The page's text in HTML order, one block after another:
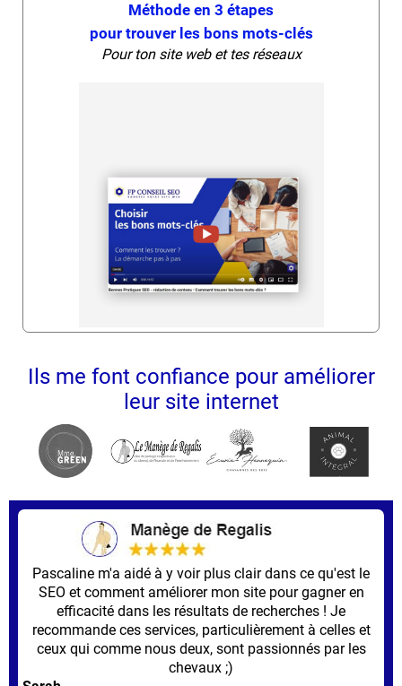
Méthode en 3 étapes
pour trouver les bons mots-clés
Pour ton site web et tes réseaux
Ils me font confiance pour améliorer
leur site internet
Pascaline m'a aidé à y voir plus clair dans ce qu'est le
SEO et comment améliorer mon site pour gagner en
efficacité dans les résultats de recherches ! Je
recommande ces services, particulièrement à celles et
ceux qui comme nous deux, sont passionnés par les
chevaux ;)